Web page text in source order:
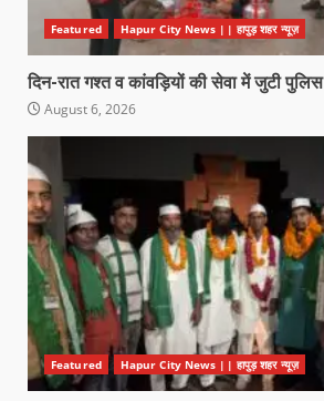
Featured Hapur City News || हापुड़ शहर न्यूज़
दिन-रात गश्त व कांवड़ियों की सेवा में जुटी पुलिस
August 6, 2026
Featured Hapur City News || हापुड़ शहर न्यूज़